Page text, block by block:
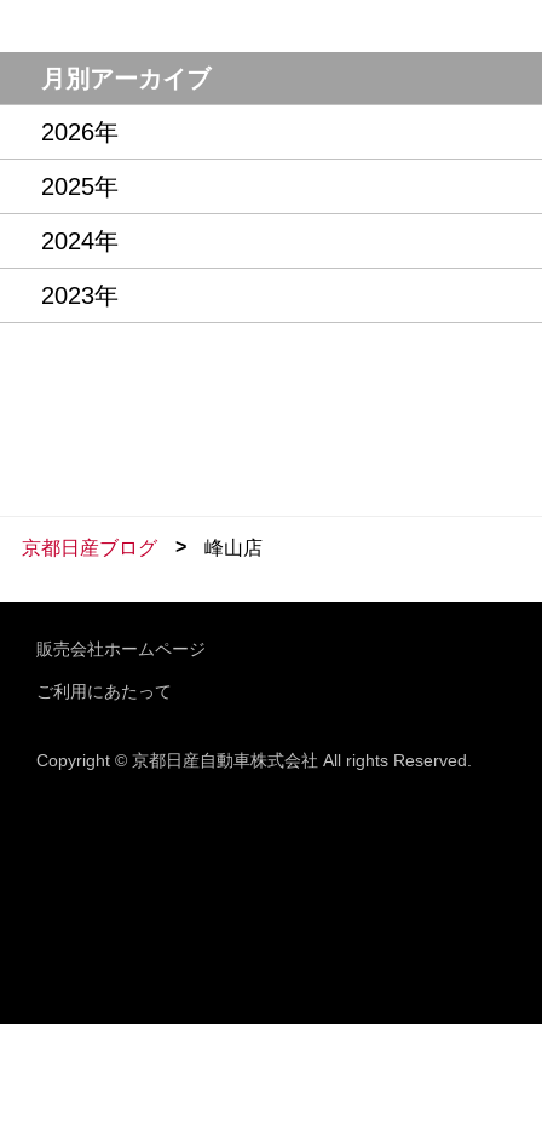
月別アーカイブ
2026年
2025年
2024年
2023年
京都日産ブログ > 峰山店
販売会社ホームページ
ご利用にあたって
Copyright © 京都日産自動車株式会社 All rights Reserved.